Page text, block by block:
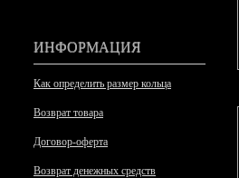
ИНФОРМАЦИЯ
Как определить размер кольца
Возврат товара
Договор-оферта
Возврат денежных средств